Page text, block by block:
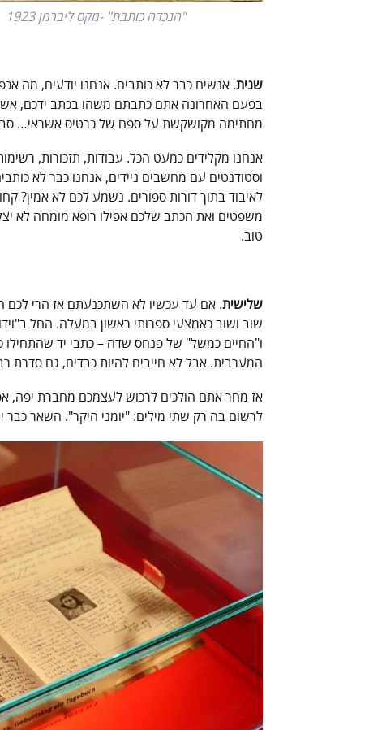
"הנכדה כותבת" -מקס ליברמן 1923
שנית. אנשים כבר לא כותבים. אנחנו יודעים, מה
בפעם האחרונה אתם כתבתם משהו בכתב ידכם,
מחתימה מקושקשת על ספח של כרטיס אשראי…
אנחנו מקלידים כמעט הכל. עבודות, תזכורות,
וסטודנטים עם מחשבים ניידים, אנחנו כבר לא
לאיבוד בתוך דורות ספורים. נשמע לכם לא אמין?
משפטים ואת הכתב שלכם אפילו רופא מומחה לא
טוב.
שלישית. אם עד עכשיו לא השתכנעתם אז הרי לכם
שוב ושוב כאמצעי ספרותי ראשון במעלה. החל
ו"החיים כמשל" של פנחס שדה – כתבי יד שהתחילו
המערבית. אבל לא חייבים להיות כבדים, גם סדרת
לרשום בה רק שתי מילים: "יומני היקר". השאר כבר